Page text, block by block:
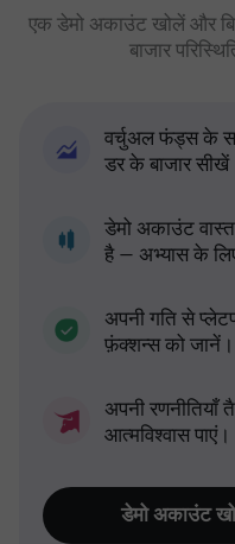
एक डेमो अकाउंट खोलें और
बाजार
वर्चुअल फंड्स के
डर के बाजार सीखें
डेमो अकाउंट
है — अभ्यास के
अपनी गति से
फ़ंक्शन्स को जानें।
अपनी रणनीतियाँ
आत्मविश्वास पाएं।
डेमो अकाउंट